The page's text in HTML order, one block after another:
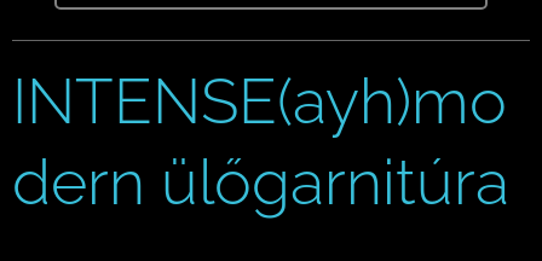
INTENSE(ayh)mo
dern ülőgarnitúra